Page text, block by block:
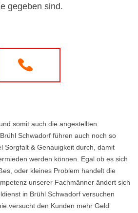
gegeben sind.
somit auch die angestellten
Schwadorf führen auch noch so
Sorgfalt & Genauigkeit durch, damit
werden können. Egal ob es sich
oder kleines Problem handelt die
unserer Fachmänner ändert sich
in Brühl Schwadorf versuchen
versucht den Kunden mehr Geld